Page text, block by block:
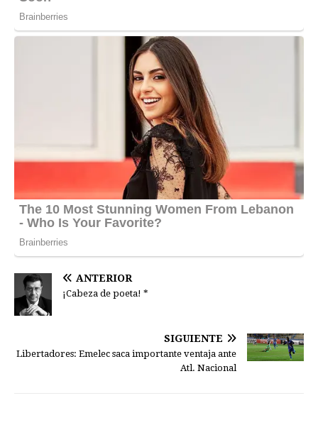
ANTERIOR
¡Cabeza de poeta! *
SIGUIENTE
Libertadores: Emelec saca importante ventaja ante
Atl. Nacional